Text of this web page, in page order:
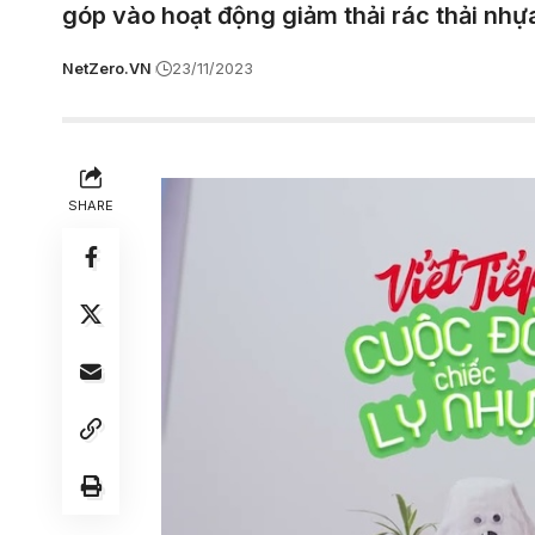
góp vào hoạt động giảm thải rác thải
NetZero.VN 23/11/2023
SHARE